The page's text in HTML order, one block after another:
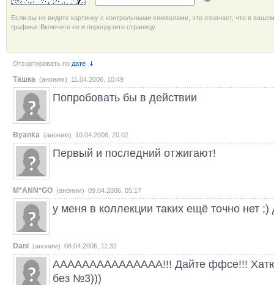
Если вы не видите картинку с контрольными символами, это означает, что в
графики. Включите ее и перегрузите страницу.
Отсортировать по дате
Ташка (аноним) 11.04.2006, 10:49
Попробовать бы в действии
Byanka (аноним) 10.04.2006, 20:02
Первый и последний отжигают!
M*ANN*GO (аноним) 09.04.2006, 05:17
у меня в коллекции таких ещё точно нет ;)
Dani (аноним) 08.04.2006, 11:32
ААААААААААААААА!!! Дайте ффсе!!!
без №3)))